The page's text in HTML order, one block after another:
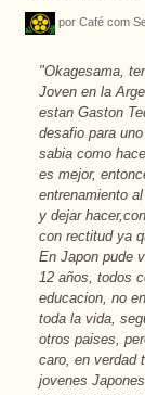
por Café com
"Okagesama,
Joven en la
estan Gaston
desafio para
sabia como
es mejor,
entrenamiento
y dejar
con rectitud ya
En Japon pude
12 años, todos
educacion, no
toda la vida,
otros paises,
caro, en verdad
jovenes